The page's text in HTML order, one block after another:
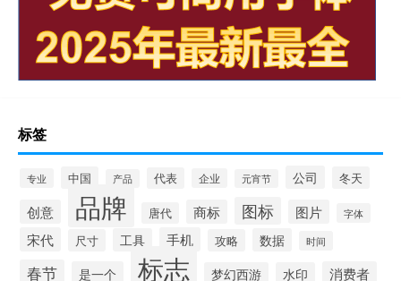
标签
专业 中国 产品 代表 企业 元宵节 公司 冬天
创意 品牌 唐代 商标 图标 图片 字体
宋代 尺寸 工具 手机 攻略 数据 时间
春节 是一个 标志 梦幻西游 水印 消费者